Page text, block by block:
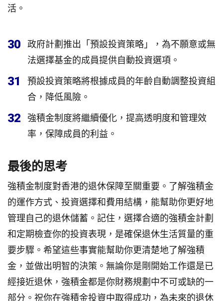
活。
30
政府計劃推出「預設投資策略」，為不願意或無
法選擇基金的成員提供自動投資選項。
31
預設投資策略將根據成員的年齡自動調整投資組
合，降低風險。
32
強積金制度將繼續優化，提高透明度和管理效
率，保障成員的利益。
最後的思考
強積金制度對香港的退休保障至關重要。了解強積金
的運作方式、投資選擇和費用結構，能幫助你更好地
管理自己的退休儲蓄。記住，選擇合適的強積金計劃
和定期檢查你的投資表現，是確保退休生活質量的重
要步驟。希望這些事實能幫助你更清楚地了解強積
金，並做出明智的決策。無論你是剛開始工作還是已
經接近退休，強積金都是你財務規劃中不可或缺的一
部分。祝你在強積金投資中取得成功，為未來的退休